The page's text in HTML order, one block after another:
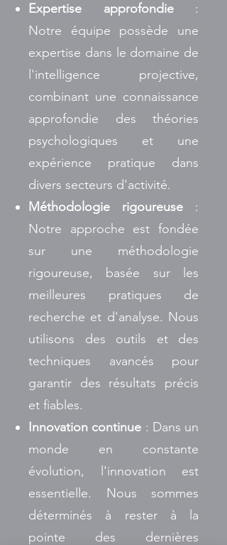
Expertise approfondie:
Notre équipe possède une
expertise dans le domaine de
l'intelligence projective,
combinant une connaissance
approfondie des théories
psychologiques et une
expérience pratique dans
divers secteurs d'activité.
Méthodologie rigoureuse :
Notre approche est fondée
sur une méthodologie
rigoureuse, basée sur les
meilleures pratiques de
recherche et d'analyse. Nous
utilisons des outils et des
techniques avancés pour
garantir des résultats précis
et fiables.
Innovation continue : Dans un
monde en constante
évolution, l'innovation est
essentielle. Nous sommes
déterminés à rester à la
pointe des dernières